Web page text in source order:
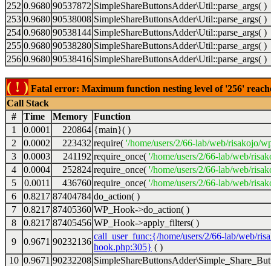
252 0.9680 90537872 SimpleShareButtonsAdder\Util::parse_args( )
253 0.9680 90538008 SimpleShareButtonsAdder\Util::parse_args( )
254 0.9680 90538144 SimpleShareButtonsAdder\Util::parse_args( )
255 0.9680 90538280 SimpleShareButtonsAdder\Util::parse_args( )
256 0.9680 90538416 SimpleShareButtonsAdder\Util::parse_args( )
( ! ) Fatal error: Maximum function nesting level of '256'
Call Stack
#
Time Memory Function
1
0.0001 220864 {main}( )
2
0.0002 223432 require( '/home/users/2/66-lab/web/risakojo/
3
0.0003 241192 require_once( '/home/users/2/66-lab/web/
4
0.0004 252824 require_once( '/home/users/2/66-lab/web/
5
0.0011 436760 require_once( '/home/users/2/66-lab/web/
6
0.8217 87404784 do_action( )
7
0.8217 87405360 WP_Hook->do_action( )
8
0.8217 87405456 WP_Hook->apply_filters( )
9
0.9671 90232136
call_user_func:{/home/users/2/66-lab/web/
hook.php:305} ( )
10 0.9671 90232208